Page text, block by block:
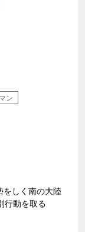
ン
しく南の大陸
行動を取る